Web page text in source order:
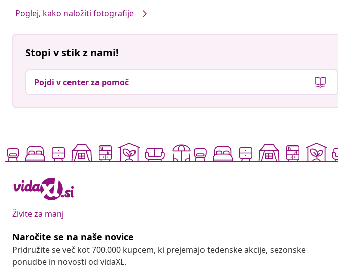
Poglej, kako naložiti fotografije
Stopi v stik z nami!
Pojdi v center za pomoč
Živite za manj
Naročite se na naše novice
Pridružite se več kot 700.000 kupcem, ki prejemajo tedenske akcije, sezonske
ponudbe in novosti od vidaXL.